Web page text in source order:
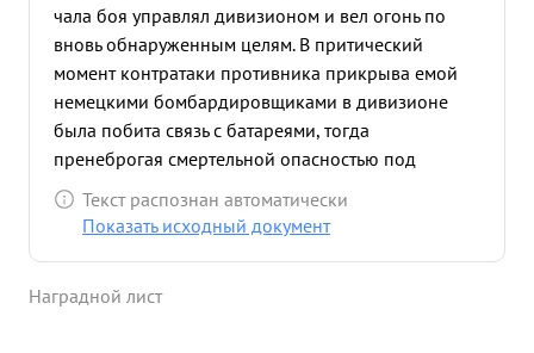
чала боя управлял дивизионом и вел огонь по
вновь обнаруженным целям. В притический
момент контратаки противника прикрыва емой
немецкими бомбардировщиками в дивизионе
была побита связь с батареями, тогда
пренеброгая смертельной опасностью под
разрывами бомб добежал до неродалени
стоящей его батареи отражавшей прамой
Сазонов был тяжело контужен и ранен разрывом
Текст распознан автоматически
Показать исходный документ
Наградной лист